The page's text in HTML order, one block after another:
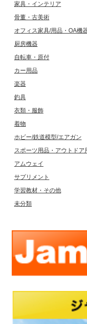
家具・インテリア
骨董・古美術
オフィス家具/用品・OA機
厨房機器
自転車・原付
カー用品
楽器
釣具
衣類・服飾
着物
ホビー/鉄道模型/エアガン
スポーツ用品・アウトドア
アムウェイ
サプリメント
学習教材・その他
未分類